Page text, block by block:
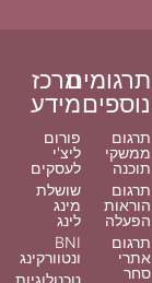
תרגומים
נוספים
תרגום
ממשקי
תוכנה
תרגום
הוראות
הפעלה
תרגום
אתרי
סחר
מרכז
מידע
פורום
ליצ'י
לעסקים
שושלת
מינג
לינג
BNI
ונטוורקינג
טכנולוגיות